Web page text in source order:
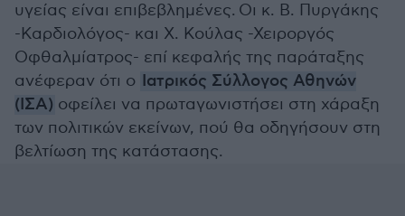
υγείας είναι επιβεβλημένες. Οι κ. Β. Πυργάκης
-Καρδιολόγος- και Χ. Κούλας -Χειροργός
Οφθαλμίατρος- επί κεφαλής της παράταξης
ανέφεραν ότι ο Ιατρικός Σύλλογος Αθηνών
(ΙΣΑ) οφείλει να πρωταγωνιστήσει στη χάραξη
των πολιτικών εκείνων, πού θα οδηγήσουν στη
βελτίωση της κατάστασης.